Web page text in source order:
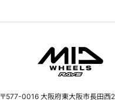
〒577-0016 大阪府東大阪市長田